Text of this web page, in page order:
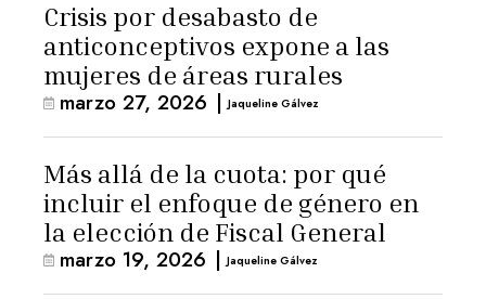
Crisis por desabasto de
anticonceptivos expone a las
mujeres de áreas rurales
marzo 27, 2026 | Jaqueline Gálvez
Más allá de la cuota: por qué
incluir el enfoque de género en
la elección de Fiscal General
marzo 19, 2026 | Jaqueline Gálvez